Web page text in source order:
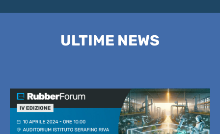
ULTIME NEWS